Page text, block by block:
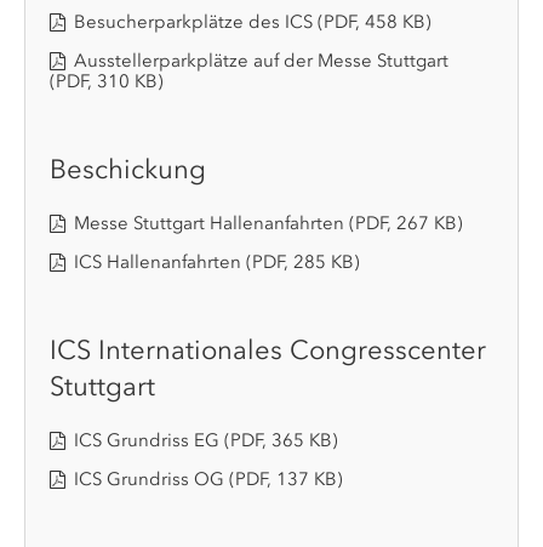
Besucherparkplätze des ICS (PDF, 458 KB)
Ausstellerparkplätze auf der Messe Stuttgart
(PDF, 310 KB)
Beschickung
Messe Stuttgart Hallenanfahrten (PDF, 267 KB)
ICS Hallenanfahrten (PDF, 285 KB)
ICS Internationales Congresscenter
Stuttgart
ICS Grundriss EG (PDF, 365 KB)
ICS Grundriss OG (PDF, 137 KB)